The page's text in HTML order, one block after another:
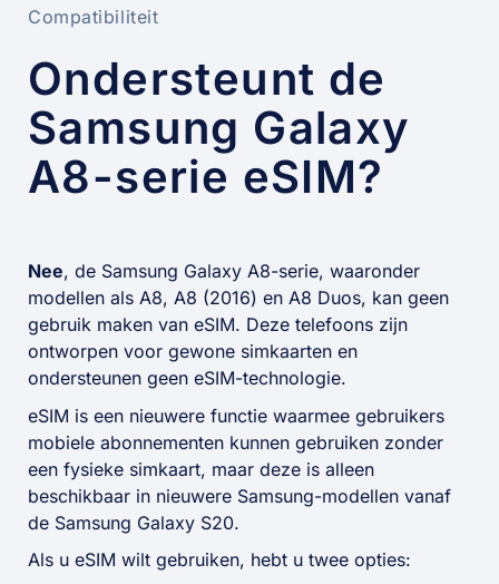
Compatibiliteit
Ondersteunt de
Samsung Galaxy
A8-serie eSIM?
Nee, de Samsung Galaxy A8-serie, waaronder
modellen als A8, A8 (2016) en A8 Duos, kan geen
gebruik maken van eSIM. Deze telefoons zijn
ontworpen voor gewone simkaarten en
ondersteunen geen eSIM-technologie.
eSIM is een nieuwere functie waarmee gebruikers
mobiele abonnementen kunnen gebruiken zonder
een fysieke simkaart, maar deze is alleen
beschikbaar in nieuwere Samsung-modellen vanaf
de Samsung Galaxy S20.
Als u eSIM wilt gebruiken, hebt u twee opties: